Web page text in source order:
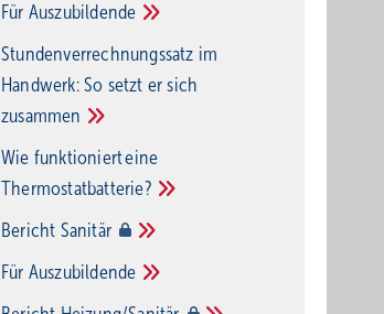
Für Auszubildende
Stundenverrechnungssatz im
Handwerk: So setzt er sich
zusammen
Wie funktioniert eine
Thermostatbatterie?
Bericht Sanitär
Für Auszubildende